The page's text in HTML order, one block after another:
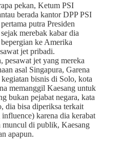
pekan, Ketum PSI
berada kantor DPP PSI
putra Presiden
merebak kabar dia
ke Amerika
jet pribadi.
pesawat jet yang mereka
asal Singapura, Garena
bisnis di Solo, kota
memanggil Kaesang untuk
bukan pejabat negara, kata
dia bisa diperiksa terkait
influence) karena dia kerabat
muncul di publik, Kaesang
apapun.